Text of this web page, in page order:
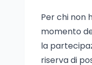
Per chi non
momento
la
riserva di